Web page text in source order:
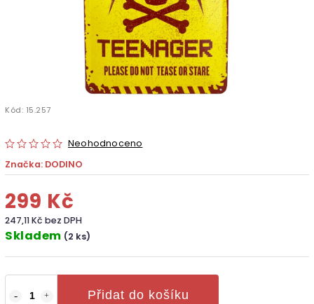
Kód: 15.257
Neohodnoceno
Značka: DODINO
299 Kč
247,11 Kč bez DPH
Skladem (2 ks)
Přidat do košíku